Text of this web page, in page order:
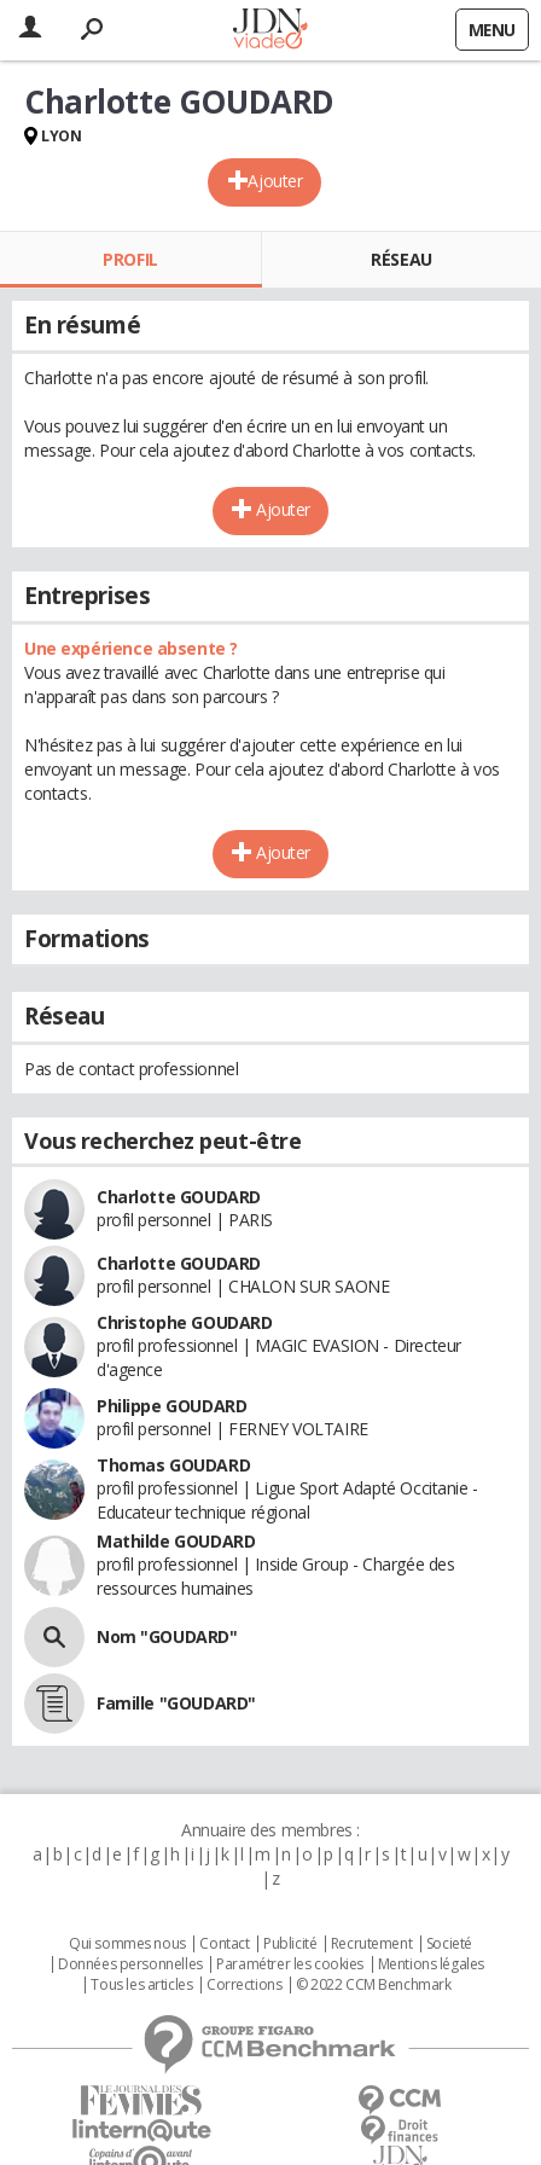
MENU
Ajouter
Charlotte GOUDARD
LYON
PROFIL RÉSEAU
En résumé
Charlotte n'a pas encore ajouté de résumé à son profil.
Vous pouvez lui suggérer d'en écrire un en lui envoyant un
message. Pour cela ajoutez d'abord Charlotte à vos contacts.
Ajouter
Entreprises
Une expérience absente ?
Vous avez travaillé avec Charlotte dans une entreprise qui
n'apparaît pas dans son parcours ?
N'hésitez pas à lui suggérer d'ajouter cette expérience en lui
envoyant un message. Pour cela ajoutez d'abord Charlotte à vos
contacts.
Ajouter
Formations
Réseau
Pas de contact professionnel
Vous recherchez peut-être
Charlotte GOUDARD
profil personnel | PARIS
Charlotte GOUDARD
profil personnel | CHALON SUR SAONE
Christophe GOUDARD
profil professionnel | MAGIC EVASION - Directeur
d'agence
Philippe GOUDARD
profil personnel | FERNEY VOLTAIRE
Thomas GOUDARD
profil professionnel | Ligue Sport Adapté Occitanie -
Educateur technique régional
Mathilde GOUDARD
profil professionnel | Inside Group - Chargée des
ressources humaines
Nom "GOUDARD"
Famille "GOUDARD"
Annuaire des membres :
a b c d e f g h i j k l m n o p q r s t u v w x y
z
Qui sommes nous Contact Publicité Recrutement
Societé
Données personnelles
Paramétrer les cookies
Mentions légales
Tous les articles
Corrections © 2022 CCM Benchmark